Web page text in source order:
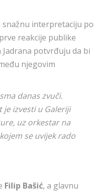
interpretaciju po
reakcije publike
potvrđuju da bi
njegovim
danas zvuči.
je izvesti u Galeriji
uz orkestar na
se uvijek rado
Filip Bašić, a glavnu